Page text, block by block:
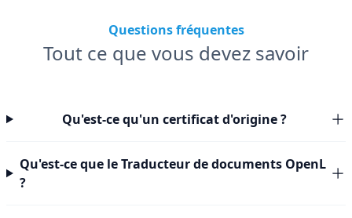
Questions fréquentes
Tout ce que vous devez savoir
Qu'est-ce qu'un certificat d'origine ?
Qu'est-ce que le Traducteur de documents OpenL
?